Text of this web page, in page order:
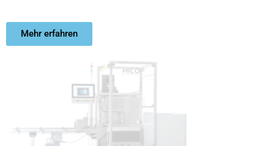
Mehr erfahren